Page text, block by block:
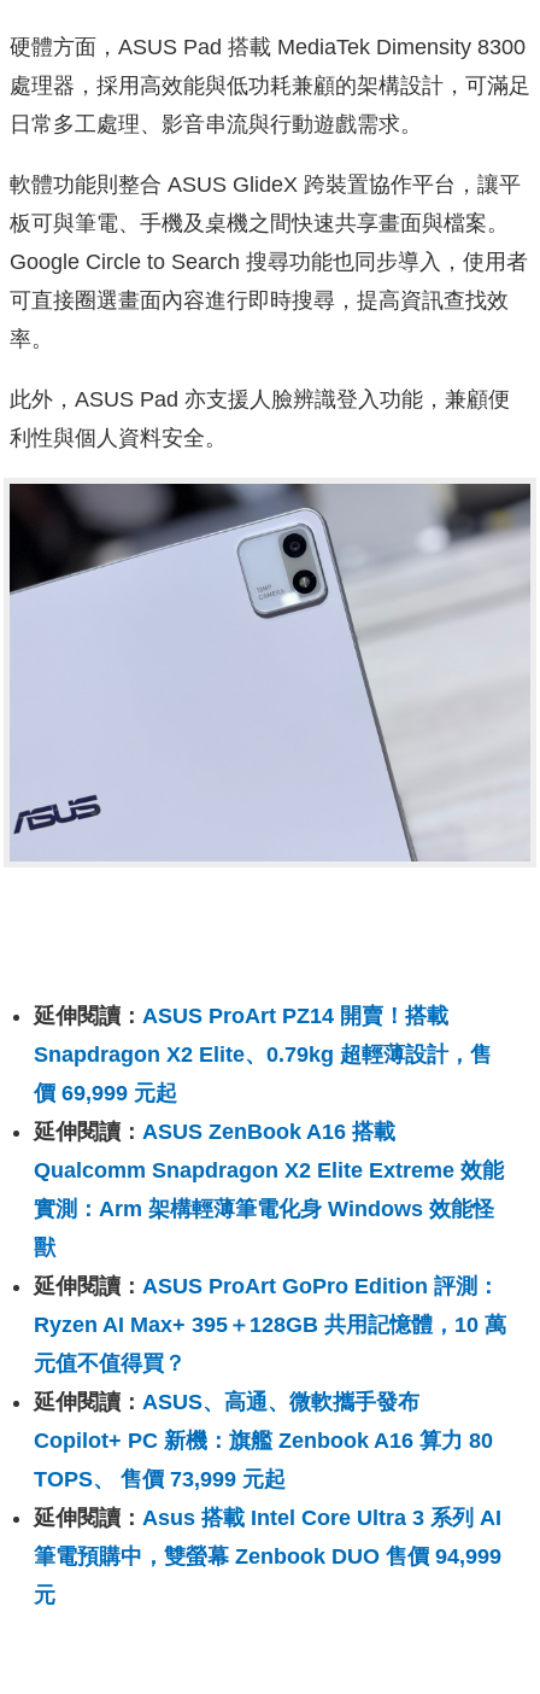
硬體方面，ASUS Pad 搭載 MediaTek Dimensity 8300
處理器，採用高效能與低功耗兼顧的架構設計，可滿足
日常多工處理、影音串流與行動遊戲需求。
軟體功能則整合 ASUS GlideX 跨裝置協作平台，讓平
板可與筆電、手機及桌機之間快速共享畫面與檔案。
Google Circle to Search 搜尋功能也同步導入，使用者
可直接圈選畫面內容進行即時搜尋，提高資訊查找效
率。
此外，ASUS Pad 亦支援人臉辨識登入功能，兼顧便
利性與個人資料安全。
延伸閱讀： ASUS ProArt PZ14 開賣！搭載
Snapdragon X2 Elite、0.79kg 超輕薄設計，售
價 69,999 元起
延伸閱讀： ASUS ZenBook A16 搭載
Qualcomm Snapdragon X2 Elite Extreme 效能
實測：Arm 架構輕薄筆電化身 Windows 效能怪
獸
延伸閱讀： ASUS ProArt GoPro Edition 評測：
Ryzen AI Max+ 395＋128GB 共用記憶體，10 萬
元值不值得買？
延伸閱讀： ASUS、高通、微軟攜手發布
Copilot+ PC 新機：旗艦 Zenbook A16 算力 80
TOPS、 售價 73,999 元起
延伸閱讀： Asus 搭載 Intel Core Ultra 3 系列 AI
筆電預購中，雙螢幕 Zenbook DUO 售價 94,999
元